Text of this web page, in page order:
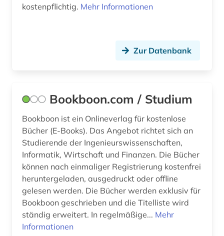
kongressbericht (1)
laufrollen (1)
linearführungen (1)
lithografie (1)
luftnachrichtendienst (2)
maritim (1)
maritime dictionary (1)
kostenpflichtig. Mehr Informationen
Zur Datenbank
Bookboon.com / Studium
Bookboon ist ein Onlineverlag für kostenlose
Bücher (E-Books). Das Angebot richtet sich an
Studierende der Ingenieurswissenschaften,
Informatik, Wirtschaft und Finanzen. Die Bücher
können nach einmaliger Registrierung kostenfrei
heruntergeladen, ausgedruckt oder offline
gelesen werden. Die Bücher werden exklusiv für
Bookboon geschrieben und die Titelliste wird
ständig erweitert. In regelmäßige... Mehr
Informationen